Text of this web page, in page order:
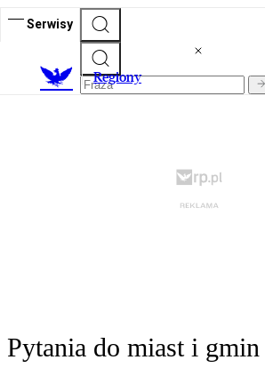
Serwisy
Regiony
Pytania do miast i gmin